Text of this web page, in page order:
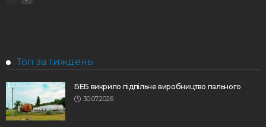
Топ за тиждень
БЕБ викрило підпільне виробництво пального
30.07.2026